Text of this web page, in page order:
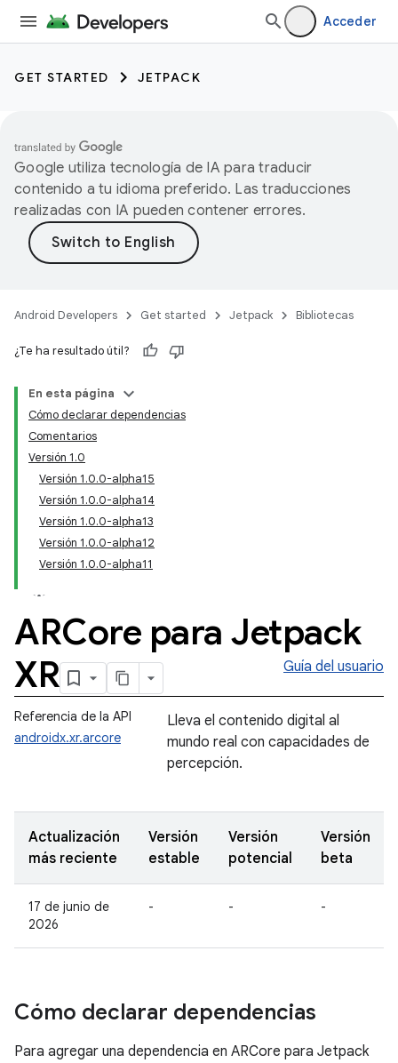
Acceder
GET STARTED JETPACK
Google utiliza tecnología de IA para traducir
contenido a tu idioma preferido. Las traducciones
realizadas con IA pueden contener errores.
Android Developers Get started Jetpack Bibliotecas
¿Te ha resultado útil?
En esta página
Cómo declarar dependencias
Comentarios
Versión 1.0
Versión 1.0.0-alpha15
Versión 1.0.0-alpha14
Versión 1.0.0-alpha13
Versión 1.0.0-alpha12
Versión 1.0.0-alpha11
ARCore para Jetpack
XR
Guía del usuario
Referencia de la API
androidx.xr.arcore
Lleva el contenido digital al
mundo real con capacidades de
percepción.
Actualización
más reciente
Versión
estable
Versión
potencial
Versión
beta
17 de junio de
2026
- - -
Cómo declarar dependencias
Para agregar una dependencia en ARCore para Jetpack